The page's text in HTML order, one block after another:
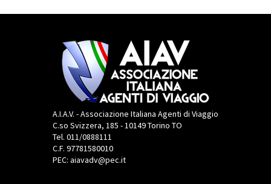
A.I.A.V. - Associazione Italiana Agenti di Viaggio
C.so Svizzera, 185 - 10149 Torino TO
Tel. 011/0888111
C.F. 97781580010
PEC: aiavadv@pec.it